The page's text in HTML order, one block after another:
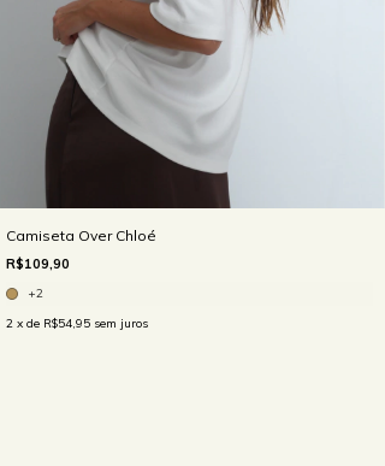
Camiseta Over Chloé
R$109,90
+2
2 x de R$54,95 sem juros